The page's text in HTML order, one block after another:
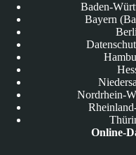
Baden-
Bayern
Nordrhein-
Online-